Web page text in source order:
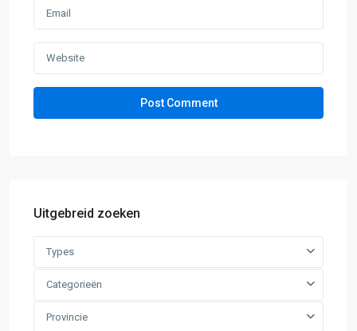
Uitgebreid zoeken
Types
Categorieën
Provincie